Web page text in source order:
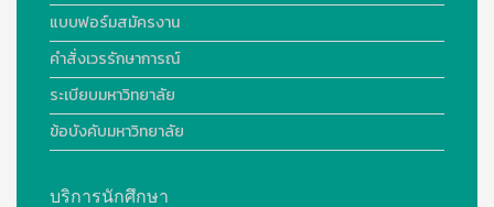
แบบฟอร์มสมัครงาน
คำสั่งเวรรักษาการณ์
ระเบียบมหาวิทยาลัย
ข้อบังคับมหาวิทยาลัย
บริการนักศึกษา